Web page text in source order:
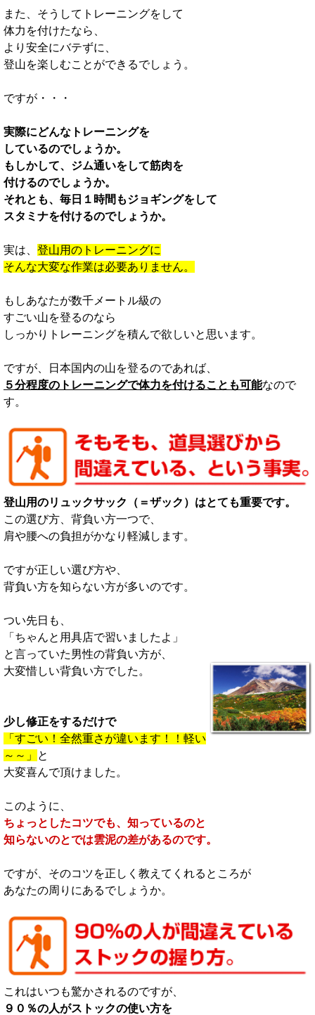
また、そうしてトレーニングをして
体力を付けたなら、
より安全にバテずに、
登山を楽しむことができるでしょう。
ですが・・・
実際にどんなトレーニングを
しているのでしょうか。
もしかして、ジム通いをして筋肉を
付けるのでしょうか。
それとも、毎日１時間もジョギングをして
スタミナを付けるのでしょうか。
実は、 登山用のトレーニングに
そんな大変な作業は必要ありません。
もしあなたが数千メートル級の
すごい山を登るのなら
しっかりトレーニングを積んで欲しいと思います。
ですが、日本国内の山を登るのであれば、
５分程度のトレーニングで体力を付けることも可能なので
す。
登山用のリュックサック（＝ザック）はとても重要です。
この選び方、背負い方一つで、
肩や腰への負担がかなり軽減します。
ですが正しい選び方や、
背負い方を知らない方が多いのです。
つい先日も、
「ちゃんと用具店で習いましたよ」
と言っていた男性の背負い方が、
大変惜しい背負い方でした。
少し修正をするだけで
「すごい！全然重さが違います！！軽い
～～」
と
大変喜んで頂けました。
このように、
ちょっとしたコツでも、知っているのと
知らないのとでは雲泥の差があるのです。
ですが、そのコツを正しく教えてくれるところが
あなたの周りにあるでしょうか。
これはいつも驚かされるのですが、
９０％の人がストックの使い方を